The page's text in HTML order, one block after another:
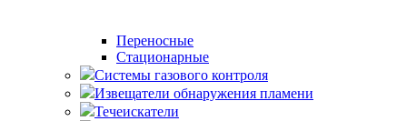
Переносные
Стационарные
Системы газового контроля
Извещатели обнаружения пламени
Течеискатели